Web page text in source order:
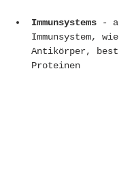
Immunsystems -
Immunsystem,
Antikörper,
Proteinen